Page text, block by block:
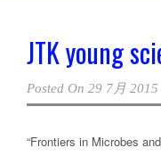
JTK young
Posted On 29 7月 2015
“Frontiers in Microbes